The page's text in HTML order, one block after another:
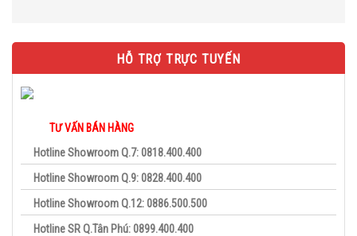
HỖ TRỢ TRỰC TUYẾN
TƯ VẤN BÁN HÀNG
Hotline Showroom Q.7: 0818.400.400
Hotline Showroom Q.9: 0828.400.400
Hotline Showroom Q.12: 0886.500.500
Hotline SR Q.Tân Phú: 0899.400.400